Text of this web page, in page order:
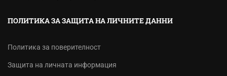
ПОЛИТИКА ЗА ЗАЩИТА НА ЛИЧНИТЕ ДАННИ
Политика за поверителност
Защита на личната информация